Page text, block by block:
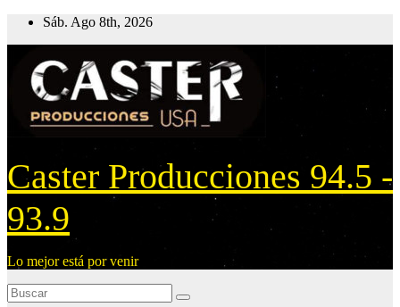
Sáb. Ago 8th, 2026
Caster Producciones 94.5 -
93.9
Lo mejor está por venir